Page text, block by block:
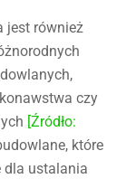
jest również
czy
[Źródło:
które
dla ustalania